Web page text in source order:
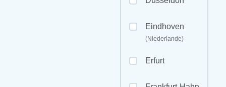
Eindhoven
(Niederlande)
Erfurt